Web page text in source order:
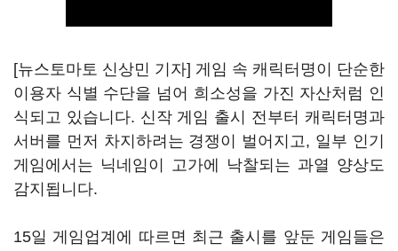
[뉴스토마토 신상민 기자] 게임 속 캐릭터명이 단순한
이용자 식별 수단을 넘어 희소성을 가진 자산처럼 인
식되고 있습니다. 신작 게임 출시 전부터 캐릭터명과
서버를 먼저 차지하려는 경쟁이 벌어지고, 일부 인기
게임에서는 닉네임이 고가에 낙찰되는 과열 양상도
감지됩니다.
15일 게임업계에 따르면 최근 출시를 앞둔 게임들은